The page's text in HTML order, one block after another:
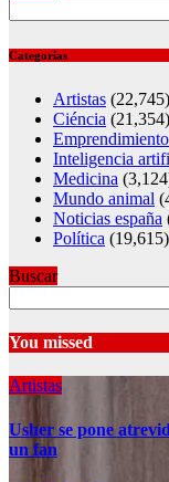
Categorías
Artistas (22,745)
Ciéncia (21,354)
Inteligencia
Medicina
Mundo animal
Noticias españa
Política (19,615)
Buscar
You missed
Artistas
Usher se pone
un fan